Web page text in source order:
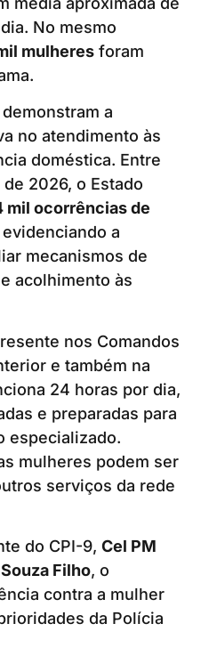
No mesmo
mulheres foram
a
no atendimento às
doméstica. Entre
2026, o Estado
mil ocorrências de
evidenciando a
mecanismos de
acolhimento às
nos Comandos
e também na
24 horas por dia,
e preparadas para
especializado.
mulheres podem ser
serviços da rede
do CPI-9, Cel PM
Filho, o
contra a mulher
da Polícia